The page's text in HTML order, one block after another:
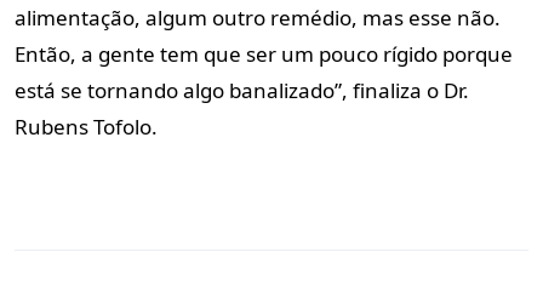
alimentação, algum outro remédio, mas esse não.
Então, a gente tem que ser um pouco rígido porque
está se tornando algo banalizado”, finaliza o Dr.
Rubens Tofolo.